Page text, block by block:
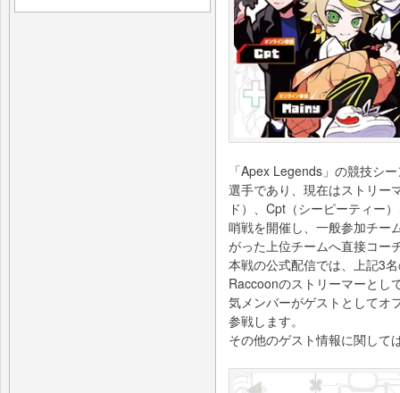
「Apex Legends」の競技シ
選手であり、現在はストリー
ド）、Cpt（シーピーティー
哨戦を開催し、一般参加チー
がった上位チームへ直接コー
本戦の公式配信では、上記3
Raccoonのストリーマーとし
気メンバーがゲストとしてオ
参戦します。
その他のゲスト情報に関して